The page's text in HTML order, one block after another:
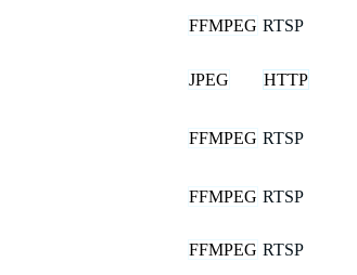
FFMPEG RTSP
JPEG HTTP
FFMPEG RTSP
FFMPEG RTSP
FFMPEG RTSP